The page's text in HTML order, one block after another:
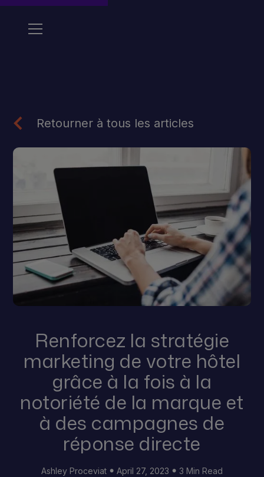
Retourner à tous les articles
Renforcez la stratégie
marketing de votre hôtel
grâce à la fois à la
notoriété de la marque et
à des campagnes de
réponse directe
Ashley Proceviat April 27, 2023 3 Min Read